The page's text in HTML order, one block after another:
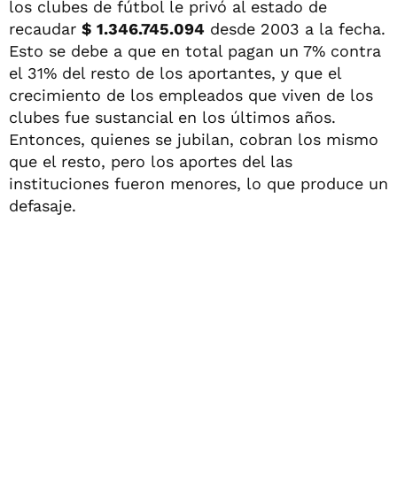
los clubes de fútbol le privó al estado de
recaudar $ 1.346.745.094 desde 2003 a la fecha.
Esto se debe a que en total pagan un 7% contra
el 31% del resto de los aportantes, y que el
crecimiento de los empleados que viven de los
clubes fue sustancial en los últimos años.
Entonces, quienes se jubilan, cobran los mismo
que el resto, pero los aportes del las
instituciones fueron menores, lo que produce un
defasaje.